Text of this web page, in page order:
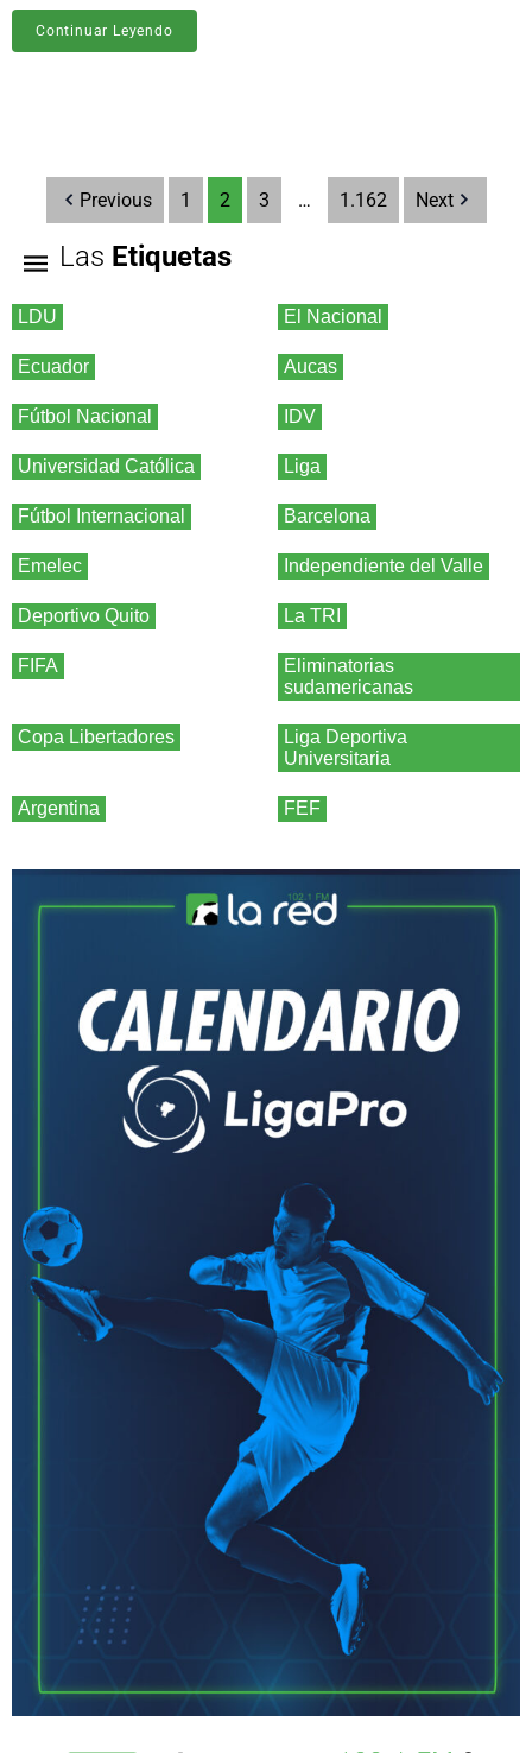
Continuar Leyendo
Previous 1 2 3 … 1.162 Next
Las Etiquetas
LDU El Nacional
Ecuador Aucas
Fútbol Nacional IDV
Universidad Católica Liga
Fútbol Internacional Barcelona
Emelec Independiente del Valle
Deportivo Quito La TRI
FIFA
Eliminatorias
sudamericanas
Copa Libertadores
Liga Deportiva
Universitaria
Argentina FEF